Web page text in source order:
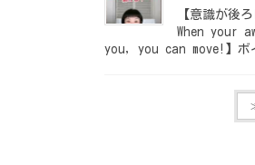
【意識が後
When your
you, you can move!】ボ